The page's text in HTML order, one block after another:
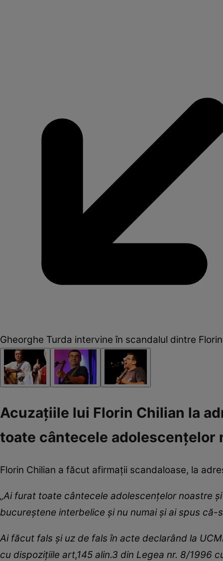
Gheorghe Turda intervine în scandalul dintre
Acuzațiile lui Florin Chilian la
toate cântecele adolescențelor
Florin Chilian a făcut afirmații scandaloase, la
„Ai furat toate cântecele adolescențelor noastre
bucureștene interbelice și nu numai și ai spus că-
Ai făcut fals și uz de fals în acte declarând la
cu dispozițiile art,145 alin.3 din Legea nr. 8/1996